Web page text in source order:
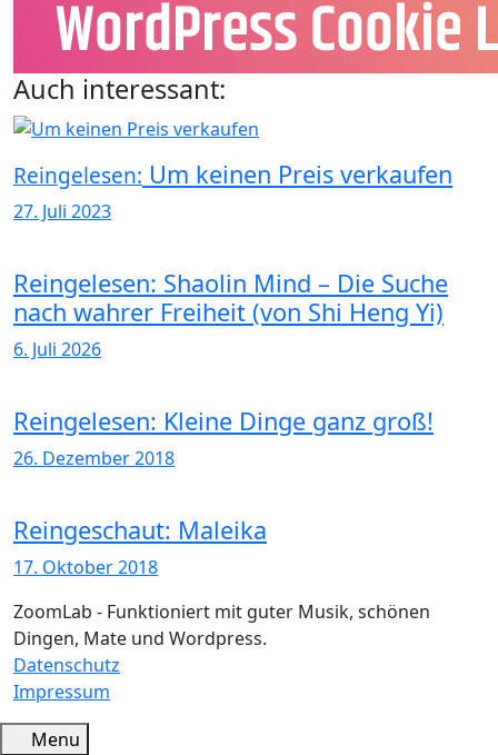
Auch interessant:
Reingelesen: Um keinen Preis verkaufen
27. Juli 2023
Reingelesen: Shaolin Mind – Die Suche
nach wahrer Freiheit (von Shi Heng Yi)
6. Juli 2026
Reingelesen: Kleine Dinge ganz groß!
26. Dezember 2018
Reingeschaut: Maleika
17. Oktober 2018
ZoomLab - Funktioniert mit guter Musik, schönen
Dingen, Mate und Wordpress.
Datenschutz
Impressum
Menu